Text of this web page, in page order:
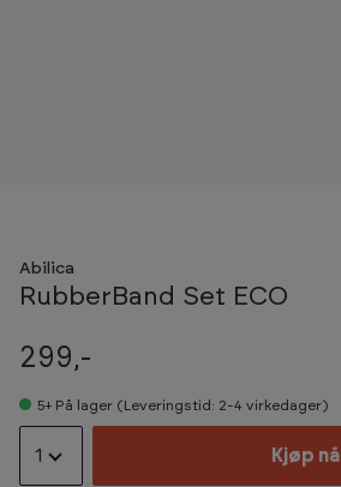
Abilica
RubberBand Set ECO
299,-
5+ På lager (Leveringstid: 2-4 virkedager)
1 Kjøp nå